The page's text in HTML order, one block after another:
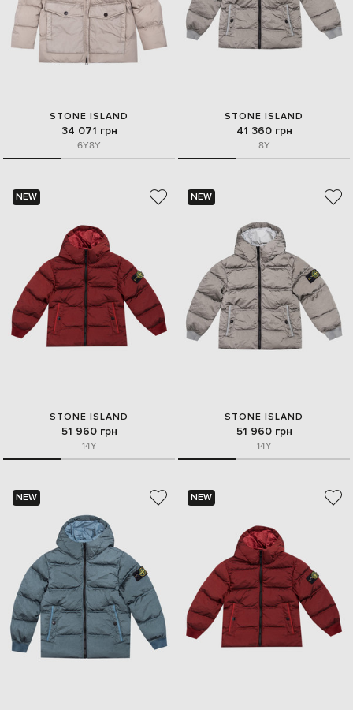
STONE ISLAND
34 071 грн
6Y8Y
STONE ISLAND
41 360 грн
8Y
NEW
STONE ISLAND
51 960 грн
14Y
NEW
STONE ISLAND
51 960 грн
14Y
NEW NEW